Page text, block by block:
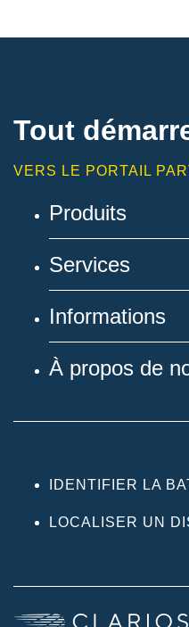
Tout
VERS LE PORTAIL
Produits
Services
Informations
À propos de
IDENTIFIER LA
LOCALISER UN